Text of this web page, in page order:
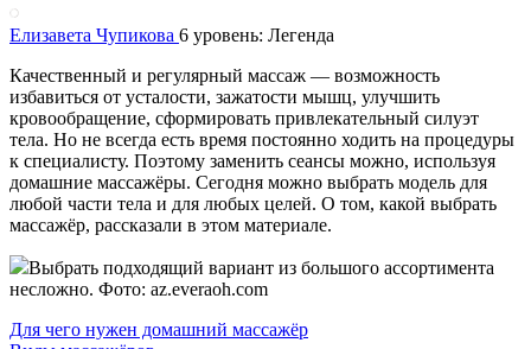
Елизавета Чупикова 6 уровень: Легенда
Качественный и регулярный массаж — возможность
избавиться от усталости, зажатости мышц, улучшить
кровообращение, сформировать привлекательный силуэт
тела. Но не всегда есть время постоянно ходить на процедуры
к специалисту. Поэтому заменить сеансы можно, используя
домашние массажёры. Сегодня можно выбрать модель для
любой части тела и для любых целей. О том, какой выбрать
массажёр, рассказали в этом материале.
Выбрать подходящий вариант из большого ассортимента
несложно. Фото: az.everaoh.com
Для чего нужен домашний массажёр